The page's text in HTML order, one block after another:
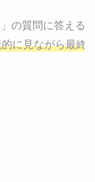
の質問に答える
に見ながら最終